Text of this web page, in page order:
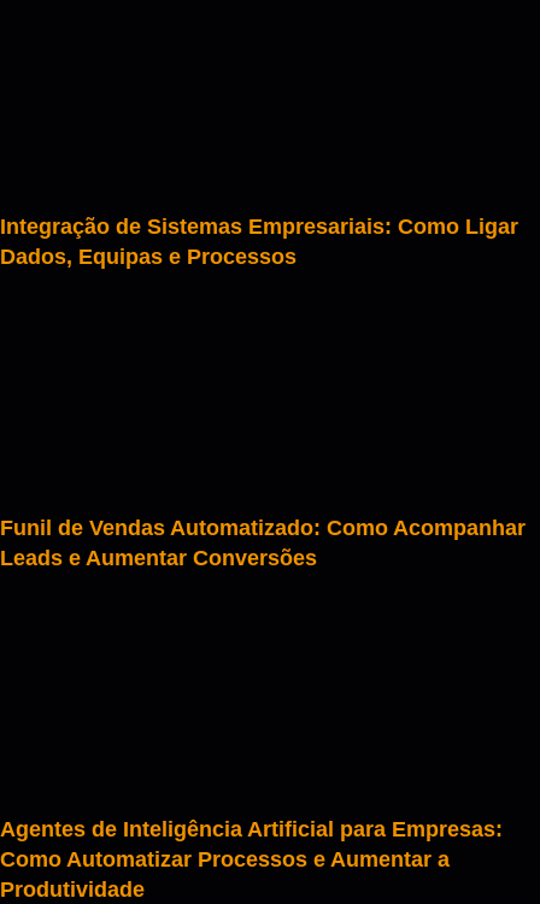
Integração de Sistemas Empresariais: Como Ligar
Dados, Equipas e Processos
Funil de Vendas Automatizado: Como Acompanhar
Leads e Aumentar Conversões
Agentes de Inteligência Artificial para Empresas:
Como Automatizar Processos e Aumentar a
Produtividade